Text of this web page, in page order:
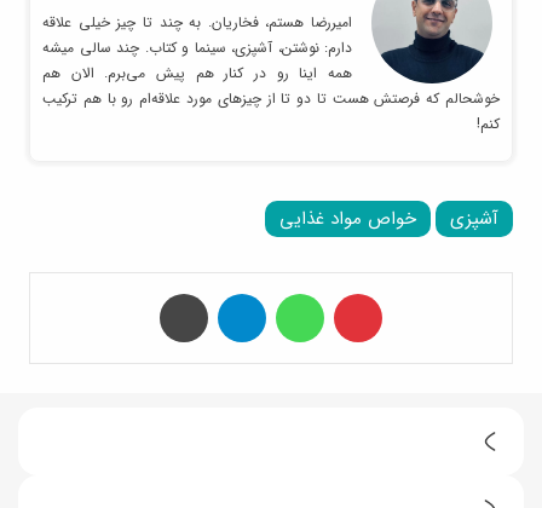
امیررضا هستم، فخاریان. به چند تا چیز خیلی علاقه
دارم: نوشتن، آشپزی، سینما و کتاب. چند سالی میشه
همه اینا رو در کنار هم پیش می‌برم. الان هم
خوشحالم که فرصتش هست تا دو تا از چیزهای مورد علاقه‌ام رو با هم ترکیب
کنم!
آشپزی خواص مواد غذایی